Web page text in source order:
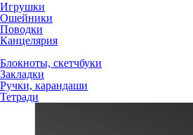
Игрушки
Ошейники
Поводки
Канцелярия
Блокноты, скетчбуки
Закладки
Ручки, карандаши
Тетради